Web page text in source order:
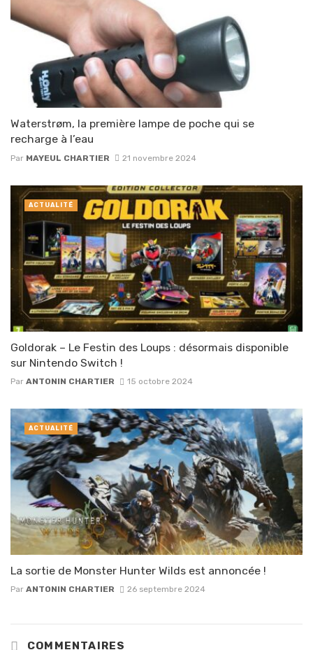
Waterstrøm, la première lampe de poche qui se
recharge à l’eau
Par MAYEUL CHARTIER 21 novembre 2024
Goldorak – Le Festin des Loups : désormais disponible
sur Nintendo Switch !
Par ANTONIN CHARTIER 15 octobre 2024
ACTUALITÉ
La sortie de Monster Hunter Wilds est annoncée !
Par ANTONIN CHARTIER 26 septembre 2024
ACTUALITÉ
COMMENTAIRES